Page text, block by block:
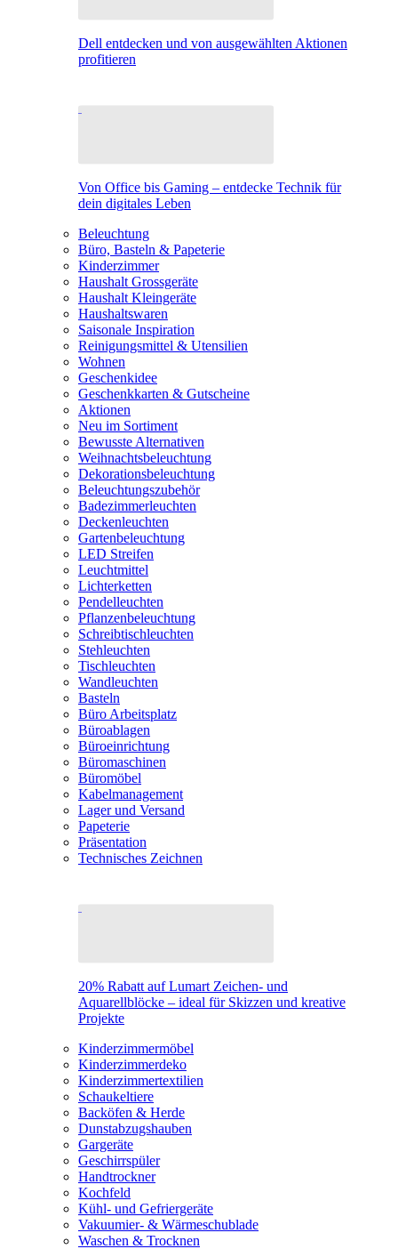
Dell entdecken und von ausgewählten Aktionen
profitieren
Von Office bis Gaming – entdecke Technik für
dein digitales Leben
Beleuchtung
Büro, Basteln & Papeterie
Kinderzimmer
Haushalt Grossgeräte
Haushalt Kleingeräte
Haushaltswaren
Saisonale Inspiration
Reinigungsmittel & Utensilien
Wohnen
Geschenkidee
Geschenkkarten & Gutscheine
Aktionen
Neu im Sortiment
Bewusste Alternativen
Weihnachtsbeleuchtung
Dekorationsbeleuchtung
Beleuchtungszubehör
Badezimmerleuchten
Deckenleuchten
Gartenbeleuchtung
LED Streifen
Leuchtmittel
Lichterketten
Pendelleuchten
Pflanzenbeleuchtung
Schreibtischleuchten
Stehleuchten
Tischleuchten
Wandleuchten
Basteln
Büro Arbeitsplatz
Büroablagen
Büroeinrichtung
Büromaschinen
Büromöbel
Kabelmanagement
Lager und Versand
Papeterie
Präsentation
Technisches Zeichnen
20% Rabatt auf Lumart Zeichen- und
Aquarellblöcke – ideal für Skizzen und kreative
Projekte
Kinderzimmermöbel
Kinderzimmerdeko
Kinderzimmertextilien
Schaukeltiere
Backöfen & Herde
Dunstabzugshauben
Gargeräte
Geschirrspüler
Handtrockner
Kochfeld
Kühl- und Gefriergeräte
Vakuumier- & Wärmeschublade
Waschen & Trocknen